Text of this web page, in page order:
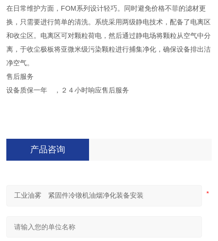
在日常维护方面，FOM系列设计轻巧。同时避免价格不菲的滤材更
换，只需要进行简单的清洗。系统采用两级静电技术，配备了电离区
和收尘区。电离区可对颗粒荷电，然后通过静电场将颗粒从空气中分
离，于收尘极板将亚微米级污染颗粒进行捕集净化，确保设备排出洁
净空气。
售后服务
设备质保一年 ，２４小时响应售后服务
产品咨询